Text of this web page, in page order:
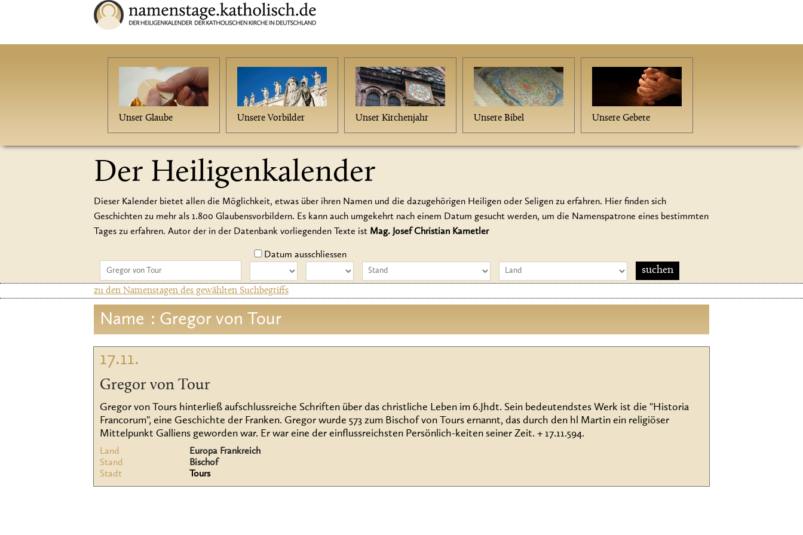
Unser Glaube Unsere Vorbilder Unser Kirchenjahr Unsere Bibel Unsere Gebete
Der Heiligenkalender
Dieser Kalender bietet allen die Möglichkeit, etwas über ihren Namen und die dazugehörigen Heiligen oder Seligen zu erfahren. Hier finden sich
Geschichten zu mehr als 1.800 Glaubensvorbildern. Es kann auch umgekehrt nach einem Datum gesucht werden, um die Namenspatrone eines bestimmten
Tages zu erfahren. Autor der in der Datenbank vorliegenden Texte ist Mag. Josef Christian Kametler
Datum ausschliessen
zu den Namenstagen des gewählten Suchbegriffs
Name : Gregor von Tour
17.11.
Gregor von Tour
Gregor von Tours hinterließ aufschlussreiche Schriften über das christliche Leben im 6.Jhdt. Sein bedeutendstes Werk ist die "Historia
Francorum", eine Geschichte der Franken. Gregor wurde 573 zum Bischof von Tours ernannt, das durch den hl Martin ein religiöser
Mittelpunkt Galliens geworden war. Er war eine der einflussreichsten Persönlich-keiten seiner Zeit. + 17.11.594.
Land
Europa Frankreich
Stand
Bischof
Stadt
Tours